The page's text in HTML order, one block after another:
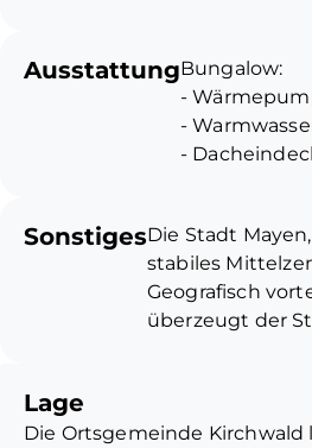
mit
die
Direkt
Wohnen
vereinen.
AusstattungBungalow:
-
-
-
SonstigesDie Stadt
stabiles
Geografisch
überzeugt der
RB 38 bietet
Lage
Die Ortsgemeinde